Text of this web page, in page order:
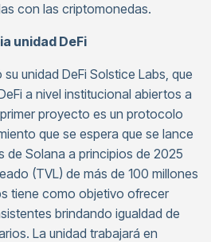
con las criptomonedas.
unidad DeFi
unidad DeFi Solstice Labs, que
a nivel institucional abiertos a
proyecto es un protocolo
que se espera que se lance
de Solana a principios de 2025
(TVL) de más de 100 millones
tiene como objetivo ofrecer
brindando igualdad de
La unidad trabajará en